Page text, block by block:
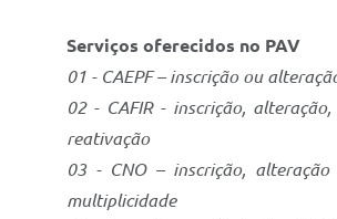
Serviços oferecidos no PAV
01 - CAEPF – inscrição ou
02 - CAFIR - inscrição,
reativação
03 - CNO – inscrição,
multiplicidade